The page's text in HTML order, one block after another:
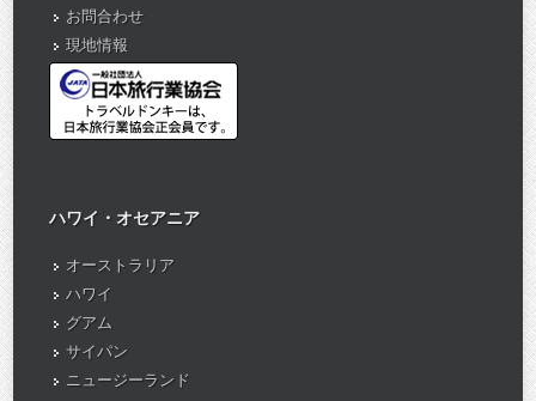
お問合わせ
現地情報
ハワイ・オセアニア
オーストラリア
ハワイ
グアム
サイパン
ニュージーランド